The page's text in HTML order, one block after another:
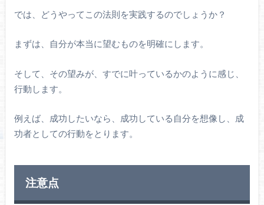
では、どうやってこの法則を実践するのでしょうか？
まずは、自分が本当に望むものを明確にします。
そして、その望みが、すでに叶っているかのように感じ、
行動します。
例えば、成功したいなら、成功している自分を想像し、成
功者としての行動をとります。
注意点